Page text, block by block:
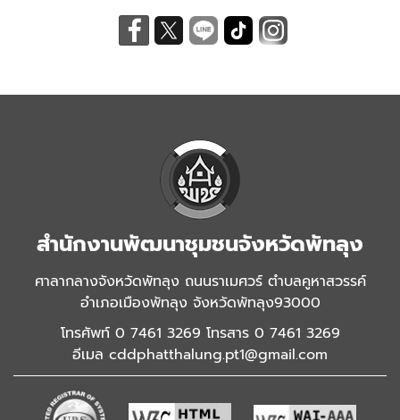
สำนักงานพัฒนาชุมชนจังหวัดพัทลุง
ศาลากลางจังหวัดพัทลุง ถนนราเมศวร์ ตำบลคูหาสวรรค์
อำเภอเมืองพัทลุง จังหวัดพัทลุง93000
โทรศัพท์ 0 7461 3269 โทรสาร 0 7461 3269
อีเมล cddphatthalung.pt1@gmail.com